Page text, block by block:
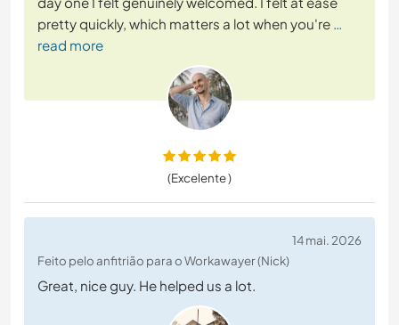
pretty quickly, which matters a lot when you're …
read more
(Excelente )
14 mai. 2026
Feito pelo anfitrião para o Workawayer (Nick)
Great, nice guy. He helped us a lot.